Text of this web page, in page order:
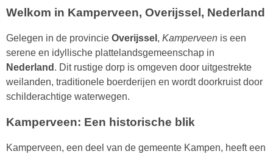
Welkom in Kamperveen, Overijssel, Nederland
Gelegen in de provincie Overijssel , Kamperveen is een
serene en idyllische plattelandsgemeenschap in
Nederland . Dit rustige dorp is omgeven door uitgestrekte
weilanden, traditionele boerderijen en wordt doorkruist door
schilderachtige waterwegen.
Kamperveen: Een historische blik
Kamperveen, een deel van de gemeente Kampen, heeft een